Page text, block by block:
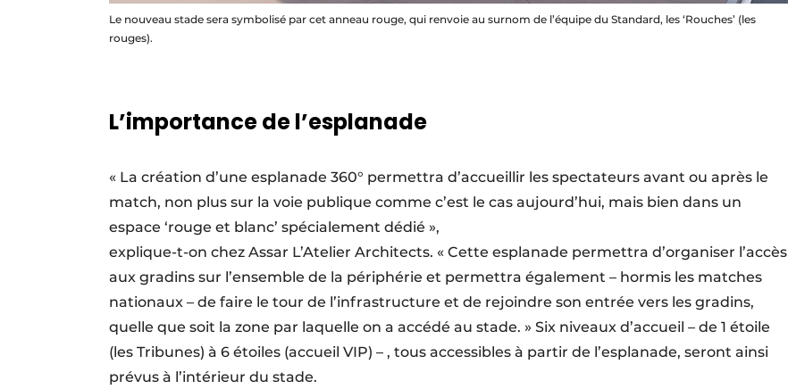
Le nouveau stade sera symbolisé par cet anneau rouge, qui renvoie au surnom de l’équipe du Standard, les ‘Rouches’ (les
rouges).
L’importance de l’esplanade
« La création d’une esplanade 360° permettra d’accueillir les spectateurs avant ou après le
match, non plus sur la voie publique comme c’est le cas aujourd’hui, mais bien dans un
espace ‘rouge et blanc’ spécialement dédié »,
explique-t-on chez Assar L’Atelier Architects. « Cette esplanade permettra d’organiser l’accès
aux gradins sur l’ensemble de la périphérie et permettra également – hormis les matches
nationaux – de faire le tour de l’infrastructure et de rejoindre son entrée vers les gradins,
quelle que soit la zone par laquelle on a accédé au stade. » Six niveaux d’accueil – de 1 étoile
(les Tribunes) à 6 étoiles (accueil VIP) – , tous accessibles à partir de l’esplanade, seront ainsi
prévus à l’intérieur du stade.